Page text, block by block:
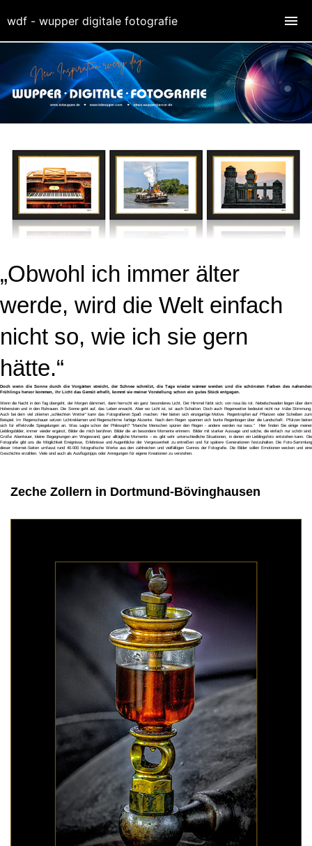
„Obwohl ich immer älter
werde, wird die Welt einfach
nicht so, wie ich sie gern
hätte.“
Doch wenn die Sonne durch die Vorgärten streicht, der Schnee schmilzt, die Tage wieder wärmer werden und die schönsten Farben des nahenden
Frühlings hervor kommen, ihr Licht das Gemüt erhellt, kommt sie meiner Vorstellung schon ein gutes Stück entgegen.
Wenn die Nacht in den Tag übergeht, der Morgen dämmert, dann herrscht ein ganz besonderes Licht. Der Himmel färbt sich, von rosa bis rot. Nebelschwaden liegen über dem
Hohenstein und in den Ruhrauen. Die Sonne geht auf, das Leben erwacht. Aber wo Licht ist, ist auch Schatten. Doch auch Regenwetter bedeutet nicht nur trübe Stimmung.
Auch bei dem viel zitierten „schlechten Wetter“ kann das Fotografieren Spaß machen. Hier bieten sich einzigartige Motive. Regentropfen auf Pflanzen oder Scheiben zum
Beispiel. Im Regenschauer setzen Lichtreklamen und Regenschirme farbige Akzente. Nach dem Regen spannen sich bunte Regenbogen über die Landschaft. Pfützen bieten
sich für effektvolle Spiegelungen an. Was sagte schon der Philosoph? "Manche Menschen spüren den Regen - andere werden nur nass." Hier finden Sie einige meiner
Lieblingsbilder, immer wieder ergänzt, Bilder die mich berühren. Bilder die an besondere Momente erinnern. Bilder mit starker Aussage und solche, die einfach nur schön sind.
Große Abenteuer, kleine Begegnungen am Wegesrand, ganz alltägliche Momente – es gibt sehr unterschiedliche Situationen, in denen ein Lieblingsfoto entstehen kann. Die
Fotografie gibt uns die Möglichkeit Ereignisse, Erlebnisse und Augenblicke der Vergessenheit zu entreißen und für spätere Generationen festzuhalten. Die Foto-Sammlung
dieser Internet-Seiten umfasst rund 40.000 fotografische Werke aus den zahlreichen und vielfältigen Genres der Fotografie. Die Bilder sollen Emotionen wecken und eine
Geschichte erzählen. Viele sind auch als Ausflugstipps oder Anregungen für eigene Kreationen zu verstehen.
Zeche Zollern in Dortmund-Bövinghausen
wdf - wupper digitale fotografie